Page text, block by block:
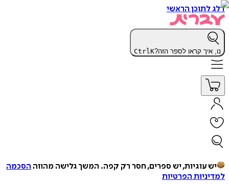
דלג לתוכן הראשי
נו, איך קראו לספר הזה? CtrlK
יש עוגיות, יש ספרים, חסר רק קפה. המשך גלישה מהווה הסכמה
למדיניות הפרטיות